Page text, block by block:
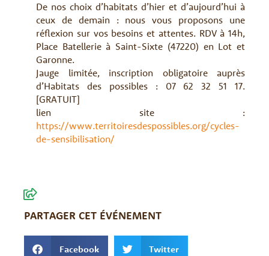
De nos choix d’habitats d’hier et d’aujourd’hui à
ceux de demain : nous vous proposons une
réflexion sur vos besoins et attentes. RDV à 14h,
Place Batellerie à Saint-Sixte (47220) en Lot et
Garonne.
Jauge limitée, inscription obligatoire auprès
d’Habitats des possibles : 07 62 32 51 17.
[GRATUIT]
lien site :
https://www.territoiresdespossibles.org/cycles-
de-sensibilisation/
PARTAGER CET ÉVÉNEMENT
Facebook Twitter